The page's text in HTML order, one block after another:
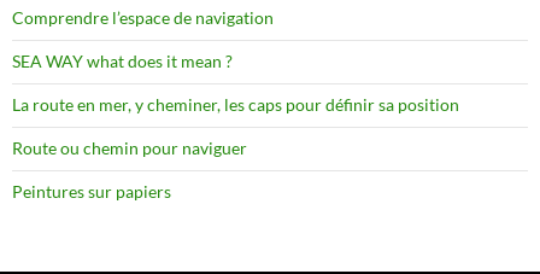
Comprendre l’espace de navigation
SEA WAY what does it mean ?
La route en mer, y cheminer, les caps pour définir sa position
Route ou chemin pour naviguer
Peintures sur papiers